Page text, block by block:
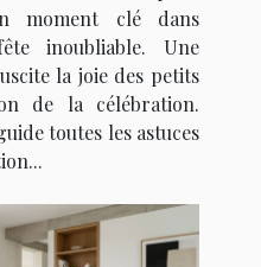
moment clé dans
inoubliable. Une
la joie des petits
de la célébration.
toutes les astuces